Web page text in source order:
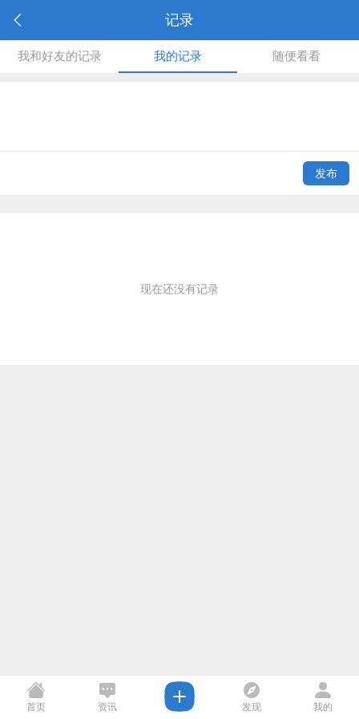
记录
我和好友的记录 我的记录 随便看看
发布
现在还没有记录
首页 资讯 发现 我的